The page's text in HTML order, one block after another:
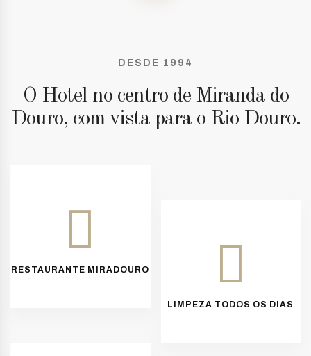
DESDE 1994
O Hotel no centro de Miranda do
Douro, com vista para o Rio Douro.
RESTAURANTE MIRADOURO
LIMPEZA TODOS OS DIAS